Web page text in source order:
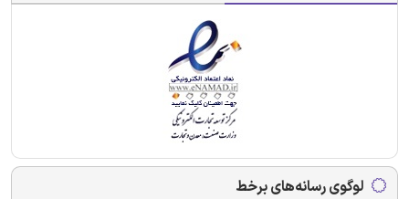
لوگوی رسانه‌های برخط